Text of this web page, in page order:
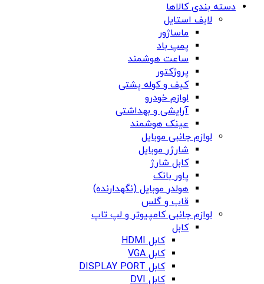
دسته بندی کالاها
لایف استایل
ماساژور
پمپ باد
ساعت هوشمند
پروژکتور
کیف و کوله پشتی
لوازم خودرو
آرایشی و بهداشتی
عینک هوشمند
لوازم جانبی موبایل
شارژر موبایل
کابل شارژ
پاور بانک
هولدر موبایل (نگهدارنده)
قاب و گلس
لوازم جانبی کامپیوتر و لپ تاپ
کابل
کابل HDMI
کابل VGA
کابل DISPLAY PORT
کابل DVI